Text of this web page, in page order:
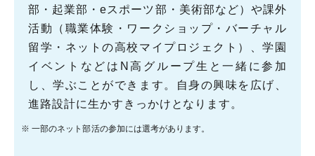
部・起業部・eスポーツ部・美術部など）や課外
活動（職業体験・ワークショップ・バーチャル
留学・ネットの高校マイプロジェクト）、学園
イベントなどはN高グループ生と一緒に参加
し、学ぶことができます。自身の興味を広げ、
進路設計に生かすきっかけとなります。
※ 一部のネット部活の参加には選考があります。